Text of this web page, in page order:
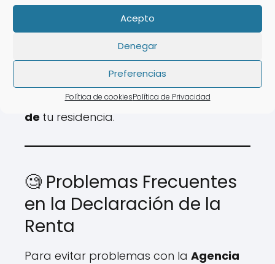
Acepto
Denegar
Preferencias
Política de cookiesPolítica de Privacidad
❌ Horarios limitados.
❌ Tiempo de espera elevado.
presentar tu declaración sin moverte
de tu residencia.
🧐 Problemas Frecuentes
en la Declaración de la
Renta
Para evitar problemas con la Agencia